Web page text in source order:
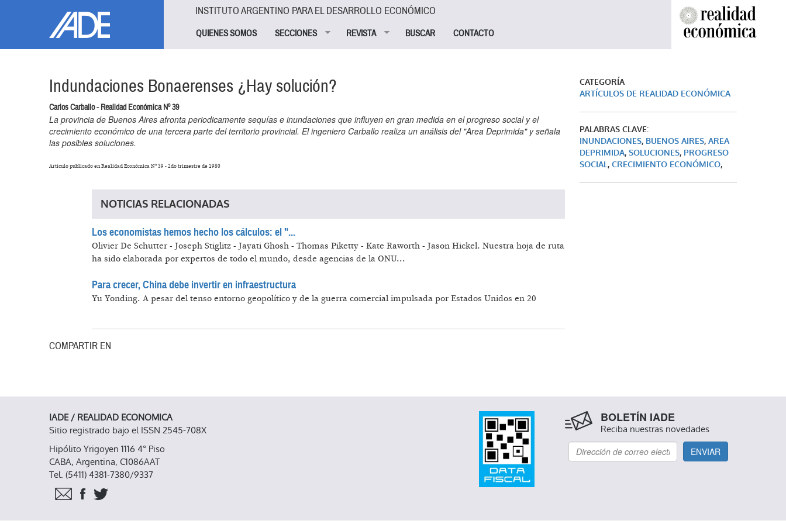
INSTITUTO ARGENTINO PARA EL DESARROLLO ECONÓMICO
QUIENES SOMOS SECCIONES REVISTA BUSCAR CONTACTO
Indundaciones Bonaerenses ¿Hay solución?
Carlos Carballo - Realidad Económica Nº 39
La provincia de Buenos Aires afronta periodicamente sequías e inundaciones que influyen en gran medida en el progreso social y el
crecimiento económico de una tercera parte del territorio provincial. El ingeniero Carballo realiza un análisis del "Area Deprimida" y señala
las posibles soluciones.
Artículo publicado en Realidad Económica Nº 39 - 2do trimestre de 1980
NOTICIAS RELACIONADAS
Los economistas hemos hecho los cálculos: el "...
Olivier De Schutter - Joseph Stiglitz - Jayati Ghosh - Thomas Piketty - Kate Raworth - Jason Hickel. Nuestra hoja de ruta
ha sido elaborada por expertos de todo el mundo, desde agencias de la ONU...
Para crecer, China debe invertir en infraestructura
Yu Yonding. A pesar del tenso entorno geopolítico y de la guerra comercial impulsada por Estados Unidos en 20
COMPARTIR EN
CATEGORÍA
ARTÍCULOS DE REALIDAD ECONÓMICA
PALABRAS CLAVE:
INUNDACIONES, BUENOS AIRES, AREA
DEPRIMIDA, SOLUCIONES, PROGRESO
SOCIAL, CRECIMIENTO ECONÓMICO,
IADE / REALIDAD ECONOMICA
Sitio registrado bajo el ISSN 2545-708X
Hipólito Yrigoyen 1116 4° Piso
CABA, Argentina, C1086AAT
Tel. (5411) 4381-7380/9337
BOLETÍN IADE
Reciba nuestras novedades
ENVIAR